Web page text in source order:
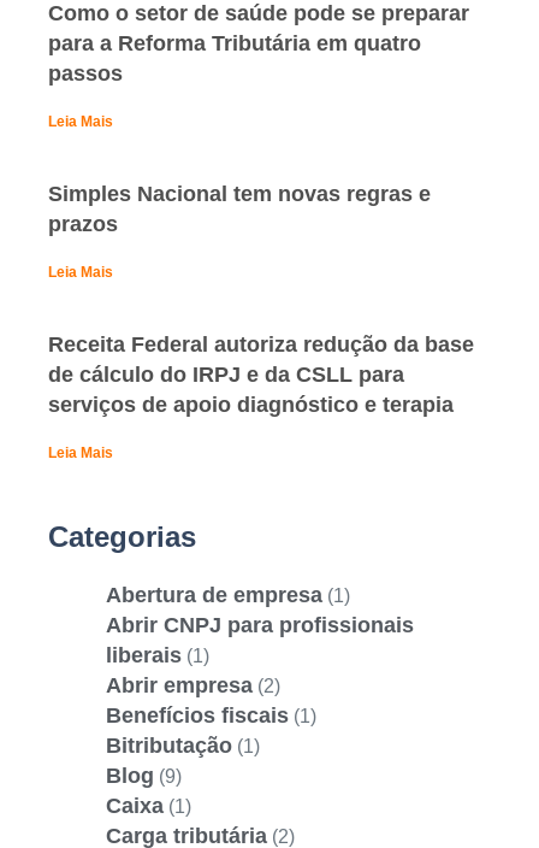
Como o setor de saúde pode se preparar
para a Reforma Tributária em quatro
passos
Leia Mais
Simples Nacional tem novas regras e
prazos
Leia Mais
Receita Federal autoriza redução da base
de cálculo do IRPJ e da CSLL para
serviços de apoio diagnóstico e terapia
Leia Mais
Categorias
Abertura de empresa (1)
Abrir CNPJ para profissionais
liberais (1)
Abrir empresa (2)
Benefícios fiscais (1)
Bitributação (1)
Blog (9)
Caixa (1)
Carga tributária (2)